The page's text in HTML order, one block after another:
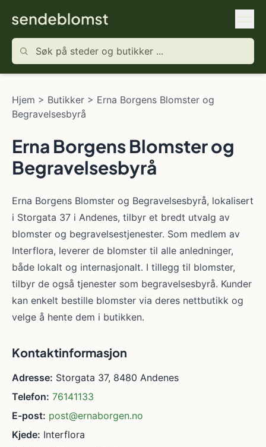
Hjem > Butikker > Erna Borgens Blomster og
Begravelsesbyrå
Erna Borgens Blomster og
Begravelsesbyrå
Erna Borgens Blomster og Begravelsesbyrå, lokalisert
i Storgata 37 i Andenes, tilbyr et bredt utvalg av
blomster og begravelsestjenester. Som medlem av
Interflora, leverer de blomster til alle anledninger,
både lokalt og internasjonalt. I tillegg til blomster,
tilbyr de også tjenester som begravelsesbyrå. Kunder
kan enkelt bestille blomster via deres nettbutikk og
velge å hente dem i butikken.
Kontaktinformasjon
Adresse: Storgata 37, 8480 Andenes
Telefon: 76141133
E-post: post@ernaborgen.no
Kjede: Interflora